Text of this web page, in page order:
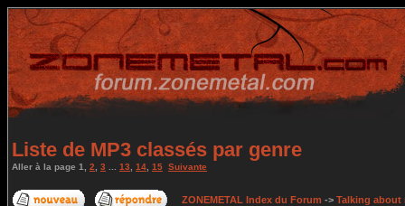
Liste de MP3 classés par genre
Aller à la page 1 2 3 13 14 15 Suivante
ZONEMETAL Index du Forum -> Talking about